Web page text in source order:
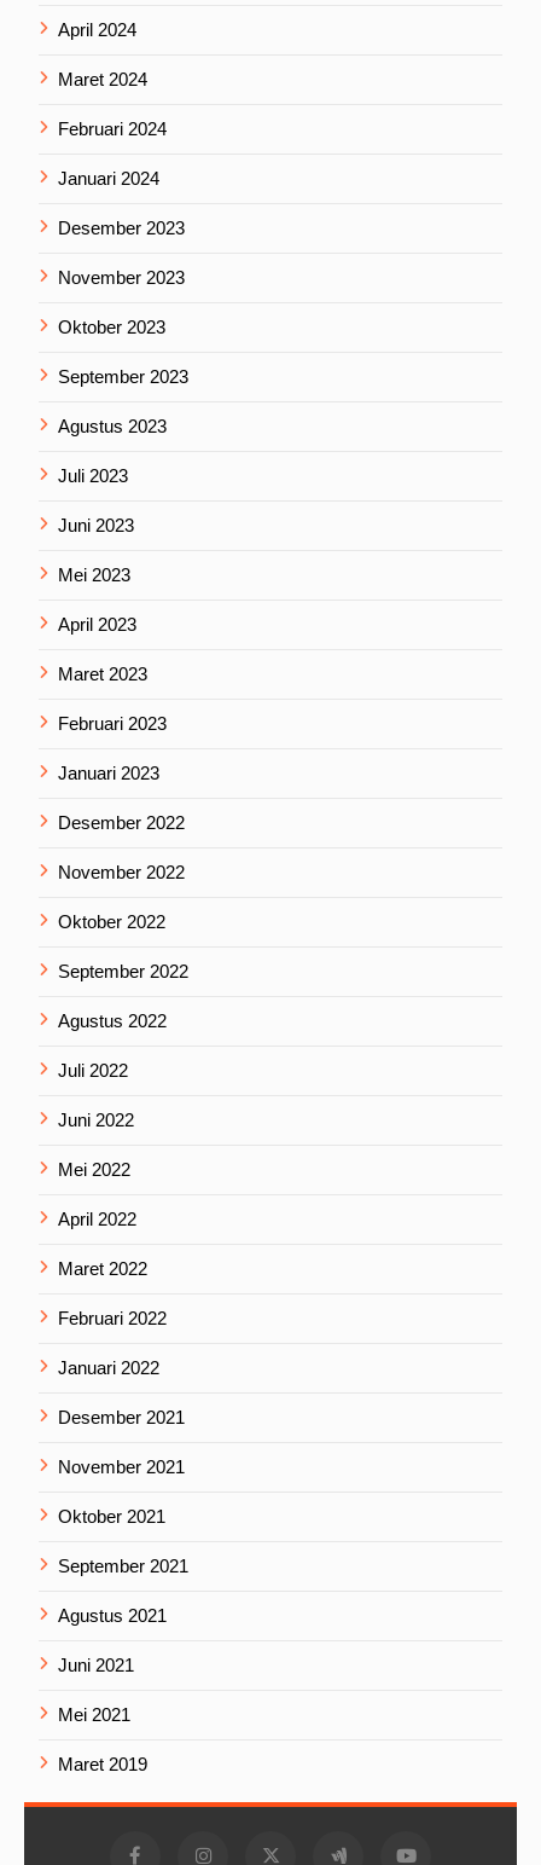
April 2024
Maret 2024
Februari 2024
Januari 2024
Desember 2023
November 2023
Oktober 2023
September 2023
Agustus 2023
Juli 2023
Juni 2023
Mei 2023
April 2023
Maret 2023
Februari 2023
Januari 2023
Desember 2022
November 2022
Oktober 2022
September 2022
Agustus 2022
Juli 2022
Juni 2022
Mei 2022
April 2022
Maret 2022
Februari 2022
Januari 2022
Desember 2021
November 2021
Oktober 2021
September 2021
Agustus 2021
Juni 2021
Mei 2021
Maret 2019